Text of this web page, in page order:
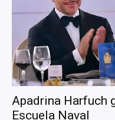
Apadrina Harfuch
Escuela Naval